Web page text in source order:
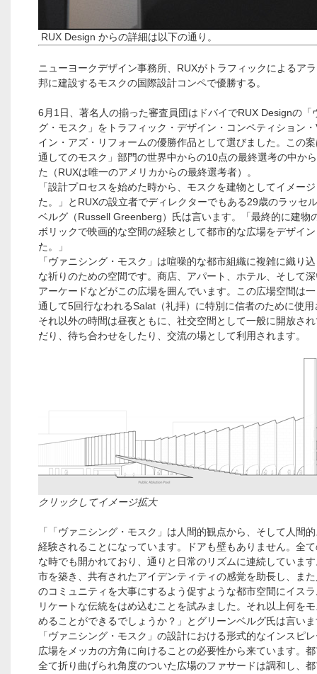
RUX Design からの詳細は以下の通り。
ニューヨークデザイン事務所、RUXがトラフィックによるア
邦に建設するモスクの国際設計コンペで優勝する。
6月1日、著名人の揃った審査員団はドバイでRUX Designの「
グ・モスク」をトラフィック・デザイン・コンペティション
イン・アズ・リフォームの優勝作品として選びました。この
通してのモスク」部門の世界中からの10点の最終選考の中か
た（RUXは唯一のアメリカからの最終選考者）。
「設計プロセスを始めた時から、モスクを建物としてイメー
た。」とRUXの設立者でディレクターでもある29歳のラッセ
ベルグ（Russell Greenberg）氏は言います。「最終的に建物
ボリックで映画的な空間の経験として都市的な広場をデザイ
た。」
「ヴァニシング・モスク」は喧噪的な都市組織に複雑に織り
な祈りのための空間です。商店、アパート、ホテル、そして
アーケードなどがこの広場を囲んでいます。この広場空間は
通して5回行なわれるSalat（礼拝）に特別に信者のために使用
それ以外の時間は昼夜ともに、社交空間として一般に開放さ
だり、待ち合わせをしたり、交流の場として利用されます。
クリックしてイメージ拡大
「「ヴァニシング・モスク」は人間的観点から、そして人間
経験されることになっています。ドアも壁もありません。全
な時でも開かれており、通りと日常のリズムに連続していま
市を築き、共有されたアイデンティティの感覚を助長し、ま
のコミュニティを大事にするよう促すような都市空間にイス
リケートな伝統をはめ込むことを試みました。それ以上何を
めることができるでしょうか？」とグリーンベルグ氏は言い
「ヴァニシング・モスク」の設計における形式的なインスピ
広場をメッカの方角に向けることの必要性から来ています。
全て折り曲げられ角度のついた広場のファサードは調和し、